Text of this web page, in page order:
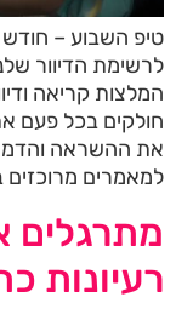
טיפ השבוע – חודש
לרשימת הדיוור
המלצות קריאה
חולקים בכל פעם
את ההשראה
למאמרים
רעיונות